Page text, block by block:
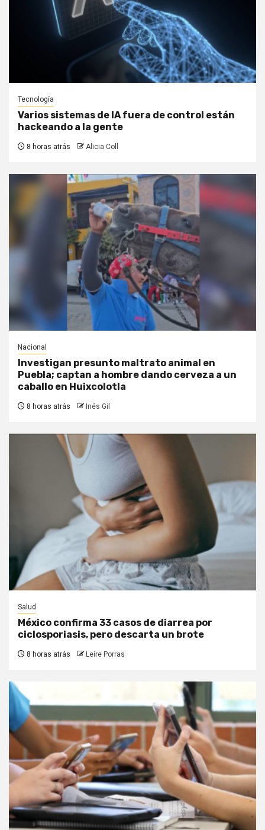
Tecnología
Varios sistemas de IA fuera de control están
hackeando a la gente
8 horas atrás Alicia Coll
Nacional
Investigan presunto maltrato animal en
Puebla; captan a hombre dando cerveza a un
caballo en Huixcolotla
8 horas atrás Inés Gil
Salud
México confirma 33 casos de diarrea por
ciclosporiasis, pero descarta un brote
8 horas atrás Leire Porras